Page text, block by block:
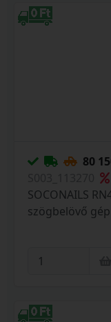
80
SOCONAILS
szögbelövő gép